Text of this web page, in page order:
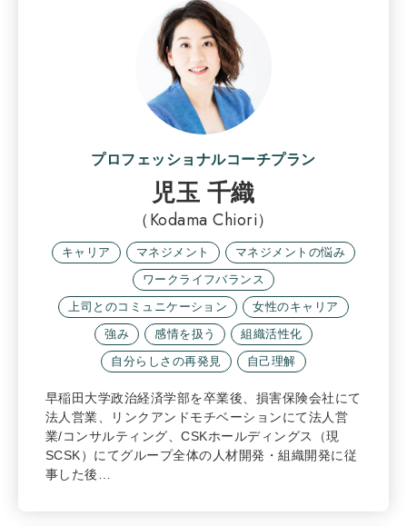
プロフェッショナルコーチプラン
児玉 千織
（Kodama Chiori）
キャリア マネジメント
マネジメントの悩み
ワークライフバランス
上司とのコミュニケーション
女性のキャリア
強み
感情を扱う
組織活性化
自分らしさの再発見
自己理解
早稲田大学政治経済学部を卒業後、損害保険会社にて
法人営業、リンクアンドモチベーションにて法人営
業/コンサルティング、CSKホールディングス（現
SCSK）にてグループ全体の人材開発・組織開発に従
事した後…